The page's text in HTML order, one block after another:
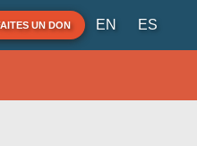
UN DON EN ES